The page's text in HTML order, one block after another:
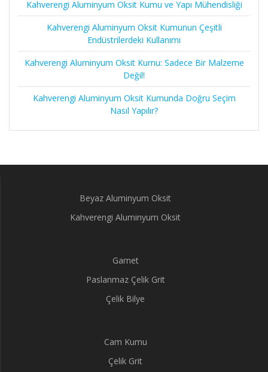
Kahverengi Aluminyum Oksit Kumu ve Yapı Mühendisliği
Kahverengi Aluminyum Oksit Kumunun Çeşitli
Endüstrilerdeki Kullanımı
Kahverengi Aluminyum Oksit Kumu: Sadece Bir Malzeme
Değil!
Kahverengi Aluminyum Oksit Kumunda Doğru Seçim
Nasıl Yapılır?
Beyaz Aluminyum Oksit
Kahverengi Aluminyum Oksit
Garnet
Paslanmaz Çelik Grit
Çelik Bilye
Cam Kumu
Çelik Grit